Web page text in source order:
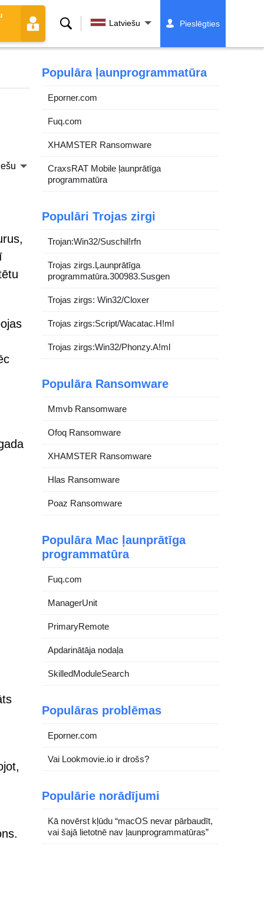
Meklēt Latviešu Pieslēgties
Populāra ļaunprogrammatūra
Eporner.com
Fuq.com
XHAMSTER Ransomware
CraxsRAT Mobile ļaunprātīga
programmatūra
Populāri Trojas zirgi
Trojan:Win32/Suschil!rfn
Trojas zirgs.Ļaunprātīga
programmatūra.300983.Susgen
Trojas zirgs: Win32/Cloxer
Trojas zirgs:Script/Wacatac.H!ml
Trojas zirgs:Win32/Phonzy.A!ml
Populāra Ransomware
Mmvb Ransomware
Ofoq Ransomware
XHAMSTER Ransomware
Hlas Ransomware
Poaz Ransomware
Populāra Mac ļaunprātīga
programmatūra
Fuq.com
ManagerUnit
PrimaryRemote
Apdarinātāja nodaļa
SkilledModuleSearch
Populāras problēmas
Eporner.com
Vai Lookmovie.io ir drošs?
Populārie norādījumi
Kā novērst kļūdu “macOS nevar pārbaudīt,
vai šajā lietotnē nav ļaunprogrammatūras”